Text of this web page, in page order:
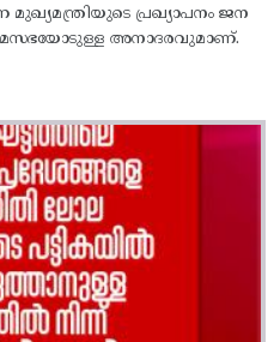
പ്രഖ്യാപനം ജന
അനാദരവുമാണ്.